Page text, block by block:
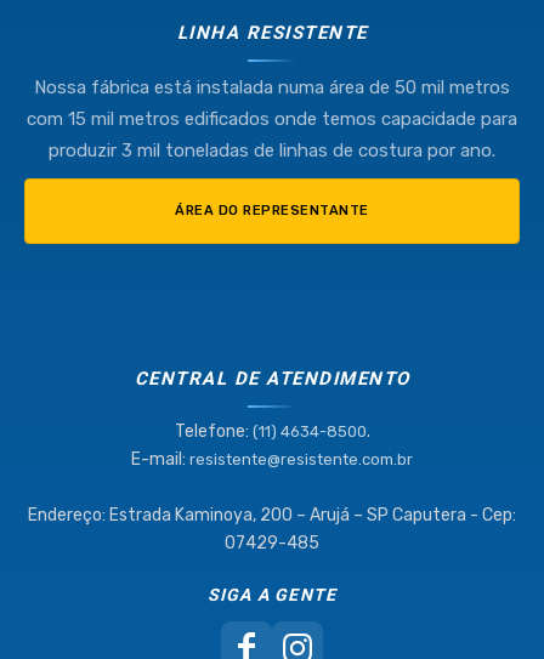
LINHA RESISTENTE
Nossa fábrica está instalada numa área de 50 mil metros
com 15 mil metros edificados onde temos capacidade para
produzir 3 mil toneladas de linhas de costura por ano.
ÁREA DO REPRESENTANTE
CENTRAL DE ATENDIMENTO
Telefone: (11) 4634-8500.
E-mail: resistente@resistente.com.br
Endereço: Estrada Kaminoya, 200 – Arujá – SP Caputera - Cep:
07429-485
SIGA A GENTE